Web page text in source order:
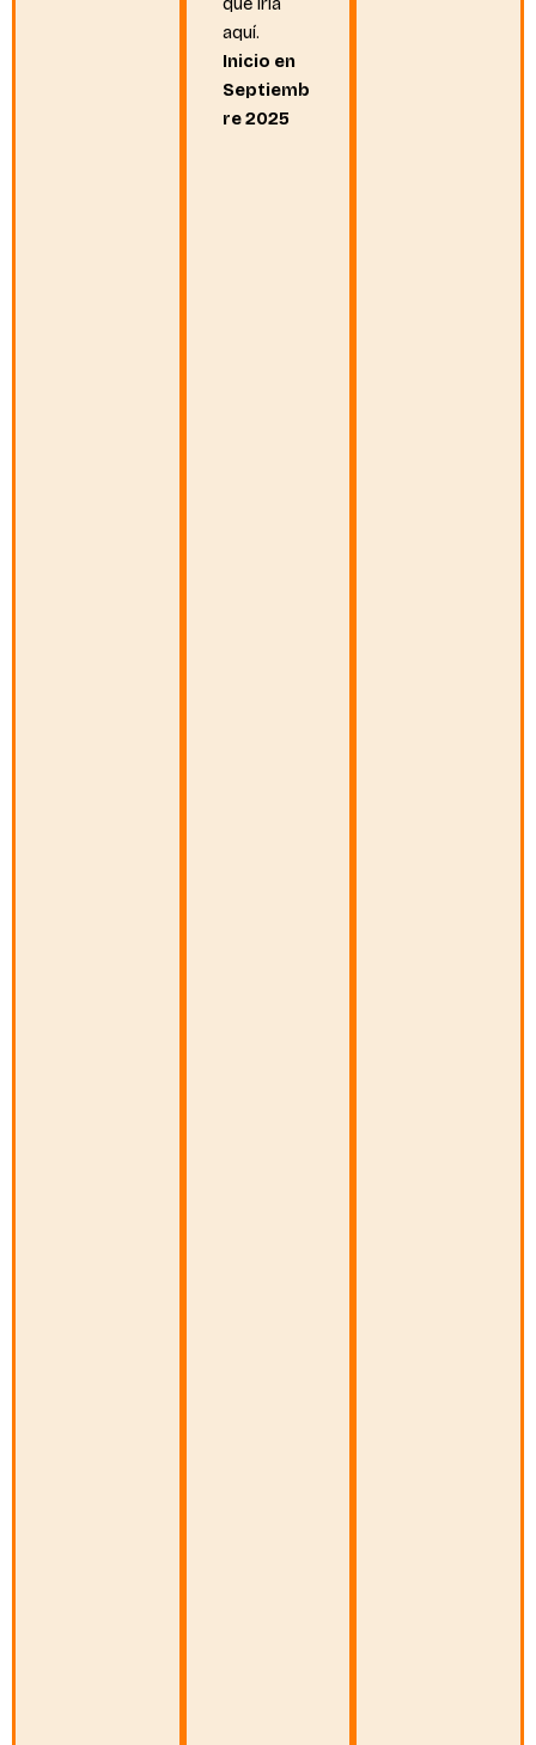
aquí.
Inicio en
Septiemb
re 2025